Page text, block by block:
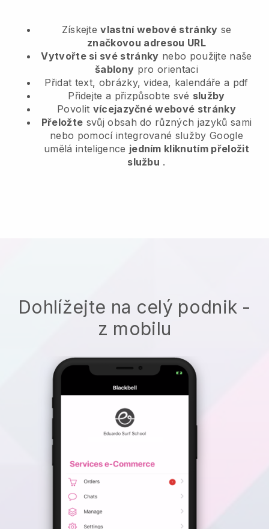
Získejtevlastní webové stránky se
značkovou adresou URL
Vytvořte si své stránky nebo použijte naše
šablony pro orientaci
Přidat text, obrázky, videa, kalendáře a pdf
Přidejte a přizpůsobte své služby
Povolit vícejazyčné webové stránky
Přeložte svůj obsah do různých jazyků sami
nebo pomocí integrované služby Google
umělá inteligence jedním kliknutím přeložit
službu .
Dohlížejte na celý podnik -
z mobilu